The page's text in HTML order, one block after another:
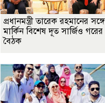
প্রধানমন্ত্রী তারেক রহমানের সঙ্গে
মার্কিন বিশেষ দূত সার্জিও গরের
বৈঠক